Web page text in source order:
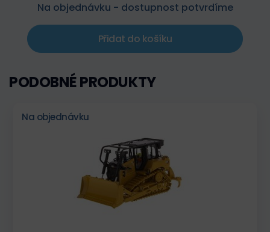
Na objednávku - dostupnost potvrdíme
Přidat do košíku
PODOBNÉ PRODUKTY
Na objednávku